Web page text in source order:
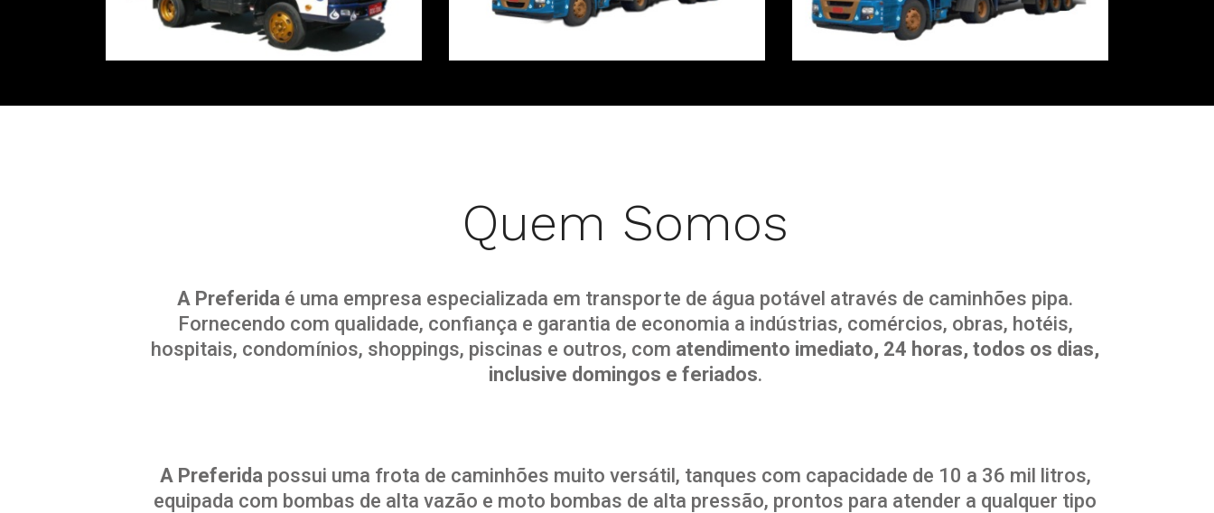
Quem Somos
A Preferida é uma empresa especializada em transporte de água potável através de caminhões pipa.
Fornecendo com qualidade, confiança e garantia de economia a indústrias, comércios, obras, hotéis,
hospitais, condomínios, shoppings, piscinas e outros, com atendimento imediato, 24 horas, todos os dias,
inclusive domingos e feriados.
A Preferidapossui uma frota de caminhões muito versátil, tanques com capacidade de 10 a 36 mil litros,
equipada com bombas de alta vazão e moto bombas de alta pressão, prontos para atender a qualquer tipo